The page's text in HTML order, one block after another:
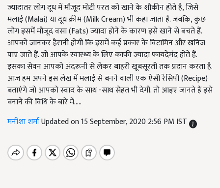
ज्यादातर लोग दूध में मौजूद मोटी परत को खाने के शौकीन होते हैं, जिसे
मलाई (Malai) या दूध क्रीम (Milk Cream) भी कहा जाता है. जबकि, कुछ
लोग इसमें मौजूद वसा (Fats) ज्यादा होने के कारण इसे खाने से बचते हैं.
आपको जानकर हैरानी होगी कि इसमें कई प्रकार के विटामिन और खनिज
पाए जाते हैं. जो आपके स्वास्थ्य के लिए काफी ज्यादा फायदेमंद होते हैं.
इसका सेवन आपको अंदरूनी से लेकर बाहरी खूबसूरती तक प्रदान करता है.
आज हम अपने इस लेख में मलाई से बनने वाली एक ऐसी रेसिपी (Recipe)
बताएंगे जो आपको स्वाद के साथ -साथ सेहत भी देगी. तो आइए जानते हैं इसे
बनाने की विधि के बारे में.....
मनीशा शर्माUpdated on 15 September, 2020 2:56 PM IST